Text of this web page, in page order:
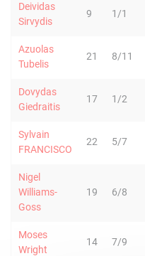
Deividas
Sirvydis
9 1/1
Azuolas
Tubelis
21 8/11
Dovydas
Giedraitis
17 1/2
Sylvain
FRANCISCO
22 5/7
Nigel
Williams-
Goss
19 6/8
Moses
Wright
14 7/9